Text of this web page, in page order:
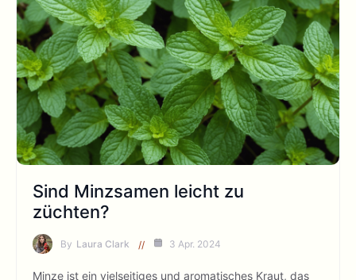
Sind Minzsamen leicht zu
züchten?
By Laura Clark 3 Apr. 2024
Minze ist ein vielseitiges und aromatisches Kraut, das